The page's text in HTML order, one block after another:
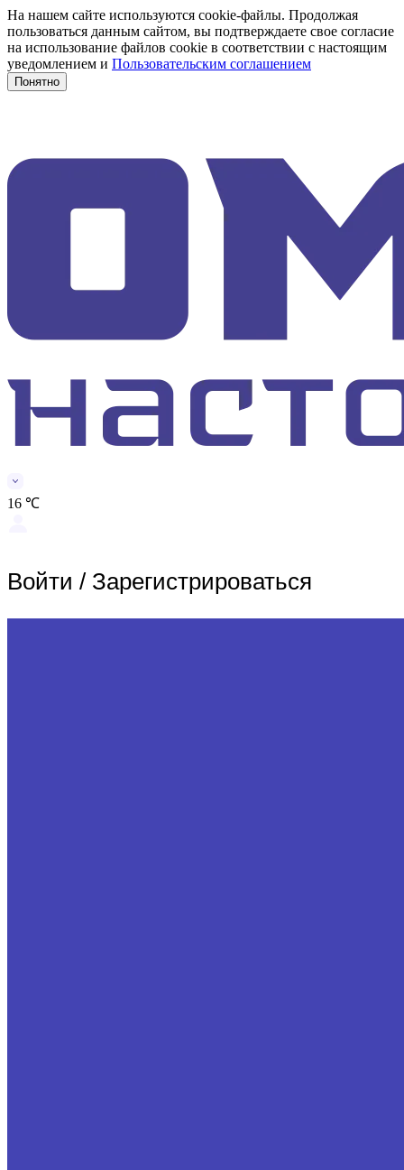
На нашем сайте используются cookie-файлы. Продолжая
пользоваться данным сайтом, вы подтверждаете свое согласие
на использование файлов cookie в соответствии с настоящим
уведомлением и Пользовательским соглашением
Понятно
16 ℃
Войти / Зарегистрироваться